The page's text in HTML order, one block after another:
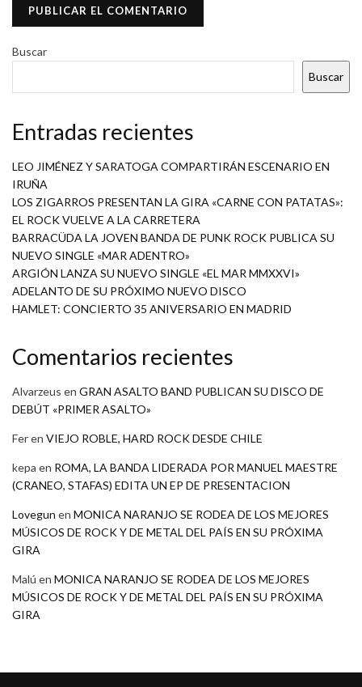
Buscar
Buscar
Entradas recientes
LEO JIMÉNEZ Y SARATOGA COMPARTIRÁN ESCENARIO EN
IRUÑA
LOS ZIGARROS PRESENTAN LA GIRA «CARNE CON PATATAS»:
EL ROCK VUELVE A LA CARRETERA
BARRACÜDA LA JOVEN BANDA DE PUNK ROCK PUBLICA SU
NUEVO SINGLE «MAR ADENTRO»
ARGIÓN LANZA SU NUEVO SINGLE «EL MAR MMXXVI»
ADELANTO DE SU PRÓXIMO NUEVO DISCO
HAMLET: CONCIERTO 35 ANIVERSARIO EN MADRID
Comentarios recientes
Alvarzeus en GRAN ASALTO BAND PUBLICAN SU DISCO DE
DEBÚT «PRIMER ASALTO»
Feren VIEJO ROBLE, HARD ROCK DESDE CHILE
kepa en ROMA, LA BANDA LIDERADA POR MANUEL MAESTRE
(CRANEO, STAFAS) EDITA UN EP DE PRESENTACION
Lovegun en MONICA NARANJO SE RODEA DE LOS MEJORES
MÚSICOS DE ROCK Y DE METAL DEL PAÍS EN SU PRÓXIMA
GIRA
Malú en MONICA NARANJO SE RODEA DE LOS MEJORES
MÚSICOS DE ROCK Y DE METAL DEL PAÍS EN SU PRÓXIMA
GIRA